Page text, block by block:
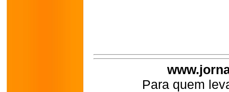
Para quem